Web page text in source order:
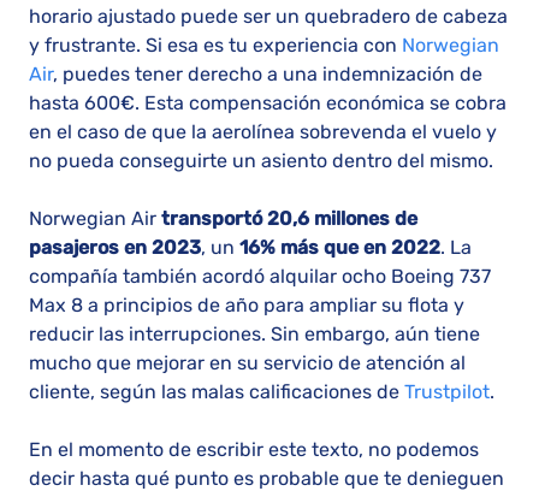
horario ajustado puede ser un quebradero de cabeza
y frustrante. Si esa es tu experiencia con Norwegian
Air, puedes tener derecho a una indemnización de
hasta 600€. Esta compensación económica se cobra
en el caso de que la aerolínea sobrevenda el vuelo y
no pueda conseguirte un asiento dentro del mismo.
Norwegian Air transportó 20,6 millones de
pasajeros en 2023, un 16% más que en 2022. La
compañía también acordó alquilar ocho Boeing 737
Max 8 a principios de año para ampliar su flota y
reducir las interrupciones. Sin embargo, aún tiene
mucho que mejorar en su servicio de atención al
cliente, según las malas calificaciones de Trustpilot.
En el momento de escribir este texto, no podemos
decir hasta qué punto es probable que te denieguen